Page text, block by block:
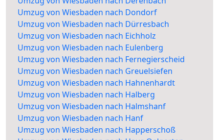
Umzug von Wiesbaden nach Dondorf
Umzug von Wiesbaden nach Dürresbach
Umzug von Wiesbaden nach Eichholz
Umzug von Wiesbaden nach Eulenberg
Umzug von Wiesbaden nach Fernegierscheid
Umzug von Wiesbaden nach Greuelsiefen
Umzug von Wiesbaden nach Hahnenhardt
Umzug von Wiesbaden nach Halberg
Umzug von Wiesbaden nach Halmshanf
Umzug von Wiesbaden nach Hanf
Umzug von Wiesbaden nach Happerschoß